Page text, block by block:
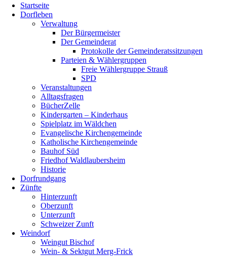
oben
scrollen
Startseite
Dorfleben
Verwaltung
Der Bürgermeister
Der Gemeinderat
Protokolle der Gemeinderatssitzungen
Parteien & Wählergruppen
Freie Wählergruppe Strauß
SPD
Veranstaltungen
Alltagsfragen
BücherZelle
Kindergarten – Kinderhaus
Spielplatz im Wäldchen
Evangelische Kirchengemeinde
Katholische Kirchengemeinde
Bauhof Süd
Friedhof Waldlaubersheim
Historie
Dorfrundgang
Zünfte
Hinterzunft
Oberzunft
Unterzunft
Schweizer Zunft
Weindorf
Weingut Bischof
Wein- & Sektgut Merg-Frick